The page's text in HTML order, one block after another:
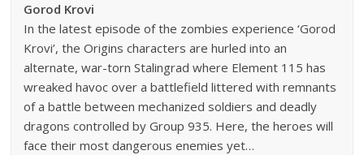
Gorod Krovi
In the latest episode of the zombies experience ‘Gorod
Krovi’, the Origins characters are hurled into an
alternate, war-torn Stalingrad where Element 115 has
wreaked havoc over a battlefield littered with remnants
of a battle between mechanized soldiers and deadly
dragons controlled by Group 935. Here, the heroes will
face their most dangerous enemies yet…